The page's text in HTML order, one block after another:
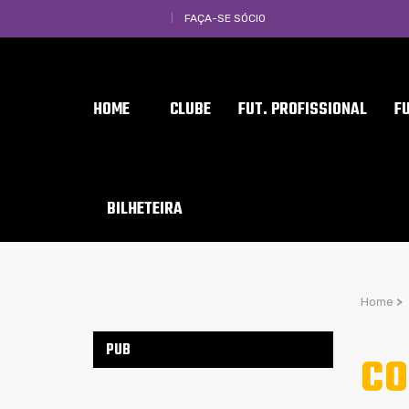
FAÇA-SE SÓCIO
HOME CLUBE FUT. PROFISSIONAL
BILHETEIRA
Home >
PUB